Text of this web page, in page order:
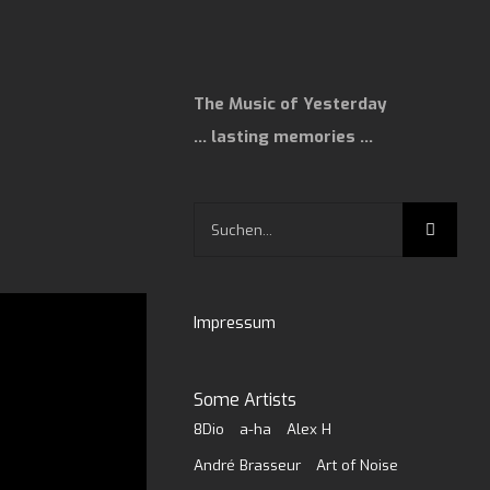
The Music of Yesterday
… lasting memories …
Impressum
Some Artists
8Dio a-ha
Alex H
André Brasseur
Art of Noise